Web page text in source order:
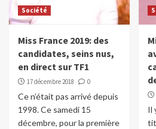
Société
Miss France 2019: des
candidates, seins nus,
en direct sur TF1
17 décembre 2018 0
Ce n’était pas arrivé depuis
1998. Ce samedi 15
décembre, pour la première
Il